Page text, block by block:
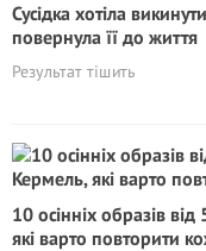
Сусідка хотіла
повернула її до життя
Результат тішить
10 осінніх образів
які варто повторити